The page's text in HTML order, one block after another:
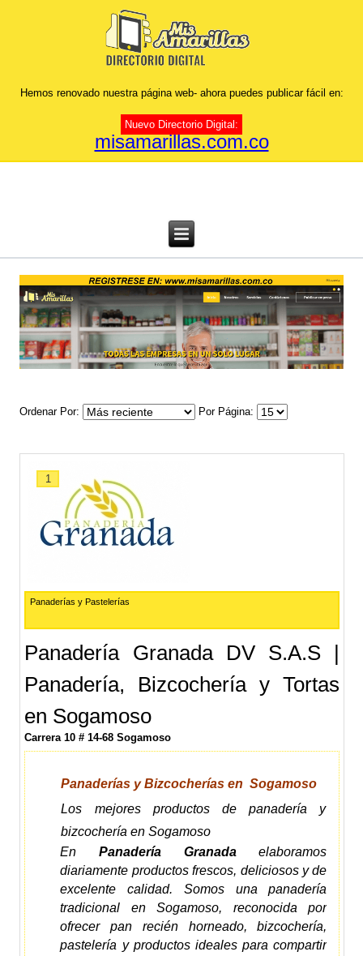
Hemos renovado nuestra página web- ahora puedes publicar fácil en:
Nuevo Directorio Digital:
misamarillas.com.co
Ordenar Por Por Página
1
Panaderías y Pastelerías
Panadería Granada DV S.A.S |
Panadería, Bizcochería y Tortas
en Sogamoso
Carrera 10 # 14-68 Sogamoso
Panaderías y Bizcocherías en Sogamoso
Los mejores productos de panadería y
bizcochería en Sogamoso
EnPanadería Granadaelaboramos
diariamente productos frescos, deliciosos y de
excelente calidad. Somos una panadería
tradicional en Sogamoso, reconocida por
ofrecer pan recién horneado, bizcochería,
pastelería y productos ideales para compartir